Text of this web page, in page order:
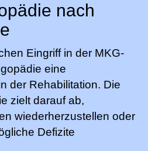
nach
Eingriff in der MKG-
eine
der Rehabilitation. Die
zielt darauf ab,
wiederherzustellen oder
Defizite